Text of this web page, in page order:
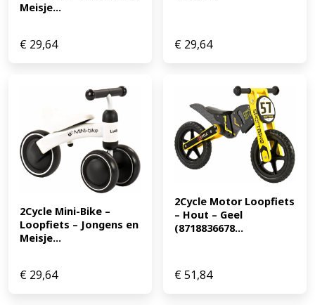
Meisje...
€ 29,64 € 29,64
2Cycle Mini-Bike –
Loopfiets – Jongens en
Meisje...
€ 29,64
2Cycle Motor Loopfiets
– Hout – Geel
(8718836678...
€51,84